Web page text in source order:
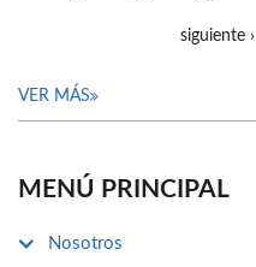
siguiente ›
VER MÁS
MENÚ PRINCIPAL
Nosotros